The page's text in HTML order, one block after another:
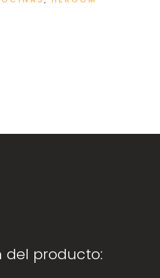
del producto: